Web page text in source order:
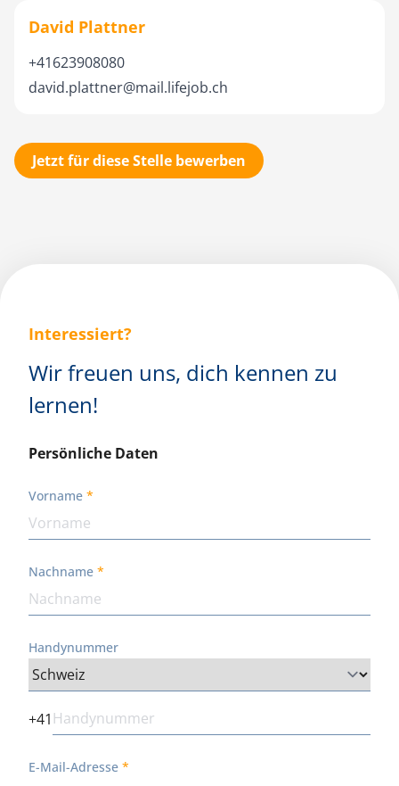
David Plattner
+41623908080
david.plattner@mail.lifejob.ch
Jetzt für diese Stelle bewerben
Interessiert?
Wir freuen uns, dich kennen zu
lernen!
Persönliche Daten
Vorname
Nachname
Handynummer
+41
E-Mail-Adresse